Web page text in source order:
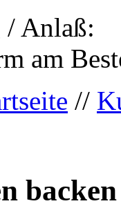
/ Anlaß:
am
//
backen